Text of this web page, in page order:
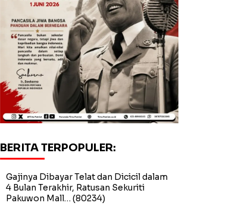
BERITA TERPOPULER:
Gajinya Dibayar Telat dan Dicicil dalam
4 Bulan Terakhir, Ratusan Sekuriti
Pakuwon Mall… (80234)